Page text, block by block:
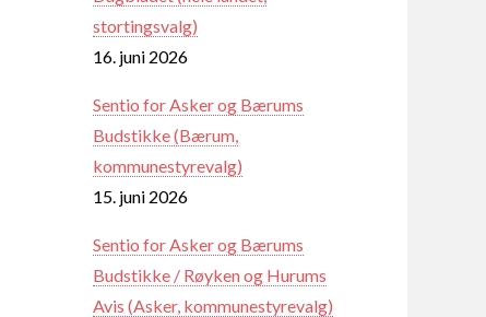
stortingsvalg)
16. juni 2026
Sentio for Asker og Bærums
Budstikke (Bærum,
kommunestyrevalg)
15. juni 2026
Sentio for Asker og Bærums
Budstikke / Røyken og Hurums
Avis (Asker, kommunestyrevalg)